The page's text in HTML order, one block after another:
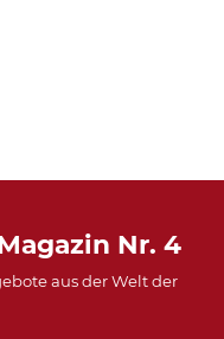
Nr. 4
aus der Welt der